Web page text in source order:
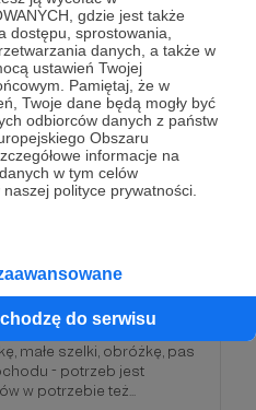
gdzie jest także
dostępu, sprostowania,
danych, a także w
ustawień Twojej
Pamiętaj, że w
Twoje dane będą mogły być
odbiorców danych z państw
Obszaru
informacje na
w tym celów
polityce prywatności.
do serwisu
pod wrażeniem!
Co możemy za to
dla kota - wystarczy na 2
psa, mały drapak dla kota,
małe szelki, obróżkę, pas
- potrzeb jest
w potrzebie też...